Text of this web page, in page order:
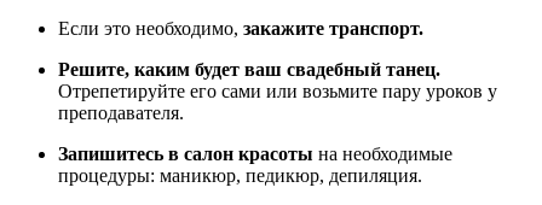
Если это необходимо, закажите транспорт.
Решите, каким будет ваш свадебный танец.
Отрепетируйте его сами или возьмите пару уроков у
преподавателя.
Запишитесь в салон красоты на необходимые
процедуры: маникюр, педикюр, депиляция.